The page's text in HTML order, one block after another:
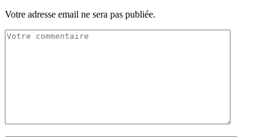
Votre adresse email ne sera pas publiée.